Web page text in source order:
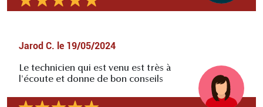
Jarod C. le 19/05/2024
Le technicien qui est venu est très à
l'écoute et donne de bon conseils